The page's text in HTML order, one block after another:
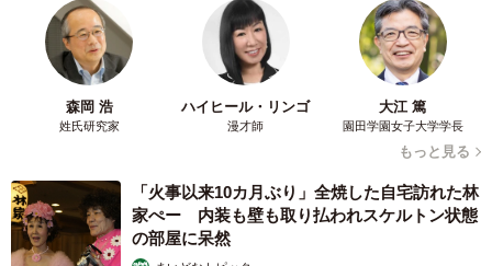
森岡 浩
姓氏研究家
ハイヒール・リンゴ
漫才師
大江 篤
園田学園女子大学学長
もっと見る
「火事以来10カ月ぶり」全焼した自宅訪れた林
家ぺー 内装も壁も取り払われスケルトン状態
の部屋に呆然